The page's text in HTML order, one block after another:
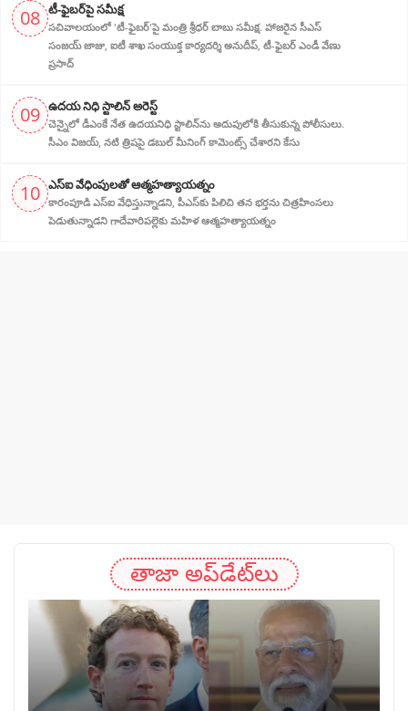
08 ​టీ-ఫైబ‌ర్‌పై స‌మీక్ష‌
సచివాలయంలో 'టీ-ఫైబర్'పై మంత్రి శ్రీధర్ బాబు సమీక్ష. హాజరైన సీఎస్
సంజయ్ జాజు, ఐటీ శాఖ సంయుక్త కార్యదర్శి అనుదీప్, టీ-ఫైబర్ ఎండీ వేణు
ప్రసాద్
09 ఉద‌య నిధి స్టాలిన్ అరెస్ట్‌
చెన్నైలో డీఎంకే నేత‌ ఉద‌య‌నిధి స్టాలిన్‌ను అదుపులోకి తీసుకున్న పోలీసులు.
సీఎం విజ‌య్‌, న‌టి త్రిష‌పై డబుల్ మీనింగ్ కామెంట్స్ చేశారని కేసు
10 ఎస్ఐ వేధింపులతో ఆత్మ‌హ‌త్యాయ‌త్నం
కారంపూడి ఎస్ఐ వేధిస్తున్నాడ‌ని, పీఎస్‌కు పిలిచి త‌న భ‌ర్త‌ను చిత్ర‌హింస‌లు
పెడుతున్నాడ‌ని గాదేవారిపల్లెకు మ‌హిళ ఆత్మ‌హ‌త్యాయ‌త్నం
తాజా అప్‌డేట్‌లు